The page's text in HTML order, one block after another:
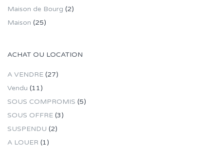
Maison de Bourg (2)
Maison (25)
ACHAT OU LOCATION
A VENDRE (27)
Vendu (11)
SOUS COMPROMIS (5)
SOUS OFFRE (3)
SUSPENDU (2)
A LOUER (1)